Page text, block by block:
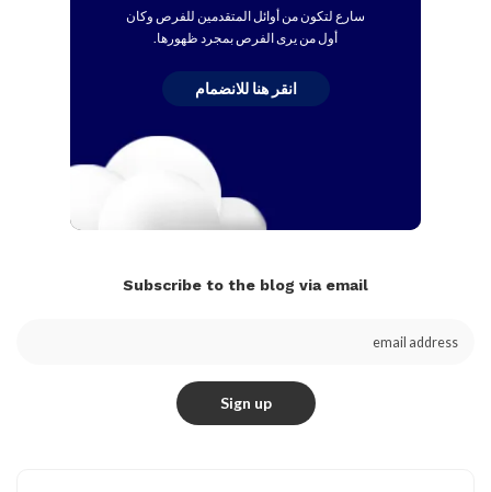
سارع لتكون من أوائل المتقدمين للفرص وكان
أول من يرى الفرص بمجرد ظهورها.
انقر هنا للانضمام
Subscribe to the blog via email